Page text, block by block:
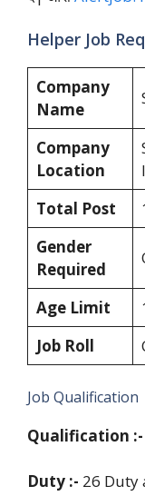
Helper Job
Company
Name
Company
Location
Total Post
Gender
Required
Age Limit
Job Roll
Job Qualification
Qualification :-
Duty :- 26 Duty